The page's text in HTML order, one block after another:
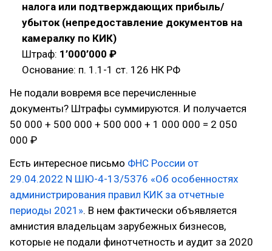
налога или подтверждающих прибыль/
убыток (непредоставление документов на
камералку по КИК)
Штраф: 1’000’000 ₽
Основание: п. 1.1-1 ст. 126 НК РФ
Не подали вовремя все перечисленные
документы? Штрафы суммируются. И получается
50 000 + 500 000 + 500 000 + 1 000 000 = 2 050
000 ₽
Есть интересное письмо ФНС России от
29.04.2022 N ШЮ-4-13/5376 «Об особенностях
администрирования правил КИК за отчетные
периоды 2021». В нем фактически объявляется
амнистия владельцам зарубежных бизнесов,
которые не подали финотчетность и аудит за 2020